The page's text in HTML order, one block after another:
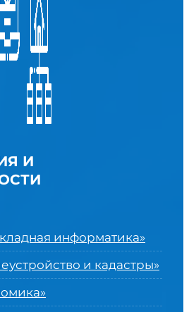
И
информатика»
и кадастры»